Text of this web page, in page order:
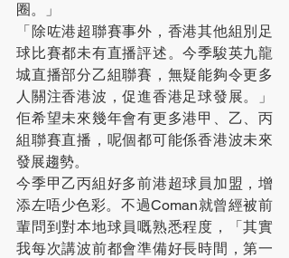
圈。」
「除咗港超聯賽事外，香港其他組別足
球比賽都未有直播評述。今季駿英九龍
城直播部分乙組聯賽，無疑能夠令更多
人關注香港波，促進香港足球發展。」
佢希望未來幾年會有更多港甲、乙、丙
組聯賽直播，呢個都可能係香港波未來
發展趨勢。
今季甲乙丙組好多前港超球員加盟，增
添左唔少色彩。不過Coman就曾經被前
輩問到對本地球員嘅熟悉程度，「其實
我每次講波前都會準備好長時間，第一